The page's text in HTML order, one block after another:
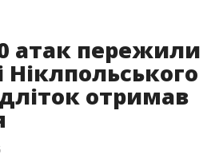
атак пережили
отримав